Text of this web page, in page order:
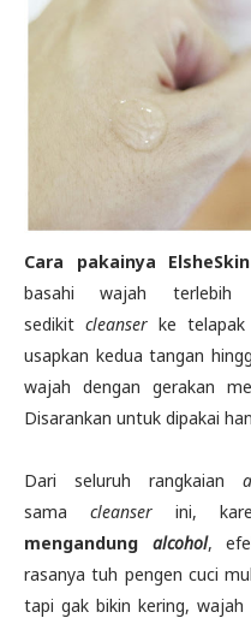
Cara pakainya
basahi wajah terlebih
sedikit cleanser ke
usapkan kedua tangan
wajah dengan gerakan
Disarankan untuk dipakai
Dari seluruh rangkaian
samacleanser ini,
mengandung alcohol,
rasanya tuh pengen cuci
tapi gak bikin kering,